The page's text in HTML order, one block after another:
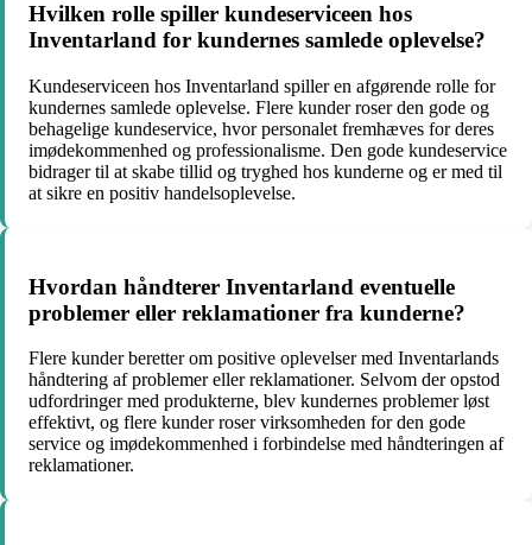
Hvilken rolle spiller kundeserviceen hos
Inventarland for kundernes samlede oplevelse?
Kundeserviceen hos Inventarland spiller en afgørende rolle for
kundernes samlede oplevelse. Flere kunder roser den gode og
behagelige kundeservice, hvor personalet fremhæves for deres
imødekommenhed og professionalisme. Den gode kundeservice
bidrager til at skabe tillid og tryghed hos kunderne og er med til
at sikre en positiv handelsoplevelse.
Hvordan håndterer Inventarland eventuelle
problemer eller reklamationer fra kunderne?
Flere kunder beretter om positive oplevelser med Inventarlands
håndtering af problemer eller reklamationer. Selvom der opstod
udfordringer med produkterne, blev kundernes problemer løst
effektivt, og flere kunder roser virksomheden for den gode
service og imødekommenhed i forbindelse med håndteringen af
reklamationer.